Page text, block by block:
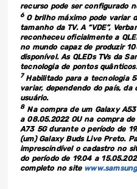
recurso pode ser configurado
6O brilho máximo pode variar
tamanho da TV. A “VDE”,
reconheceu oficialmente a
no mundo capaz de produzir
disponível. As QLEDs TVs da
tecnologia de pontos quânticos.
7Habilitado para a tecnologia
variar, dependendo do país, da
usuário.
8 Na compra de um Galaxy
a 08.05.2022 OU na compra
A73 5G durante o período de
(um) Galaxy Buds Live Preto.
imprescindível o cadastro no
do período de 19.04 a
completo no site